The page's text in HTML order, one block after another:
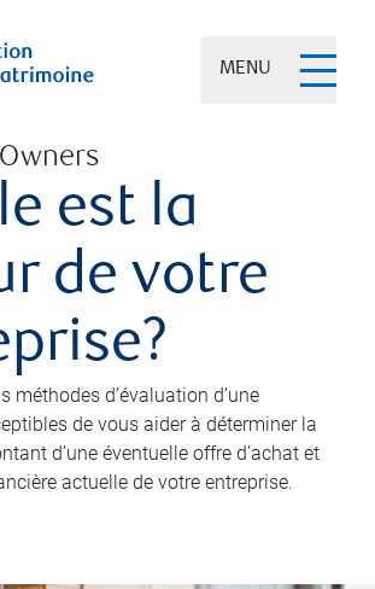
MENU
est la
de votre
méthodes d’évaluation d’une
de vous aider à déterminer la
d’une éventuelle offre d’achat et
actuelle de votre entreprise.